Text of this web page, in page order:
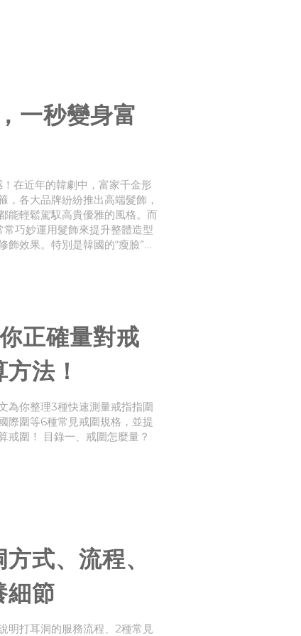
一秒變身富
在近年的韓劇中，富家千金形
，各大品牌紛紛推出高端髮飾，
能輕鬆駕馭高貴優雅的風格。而
巧妙運用髮飾來提升整體造型
效果。特別是韓國的“瘦臉”技
適合的
正確量對戒
法！
為你整理3種快速測量戒指指圍
際圍等6種常見戒圍規格，並提
戒圍！ 目錄一、戒圍怎麼量？
徑與周長如何換算？各國戒圍
式、流程、
細節
明打耳洞的服務流程、2種常見